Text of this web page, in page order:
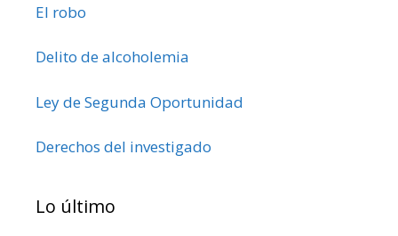
El robo
Delito de alcoholemia
Ley de Segunda Oportunidad
Derechos del investigado
Lo último